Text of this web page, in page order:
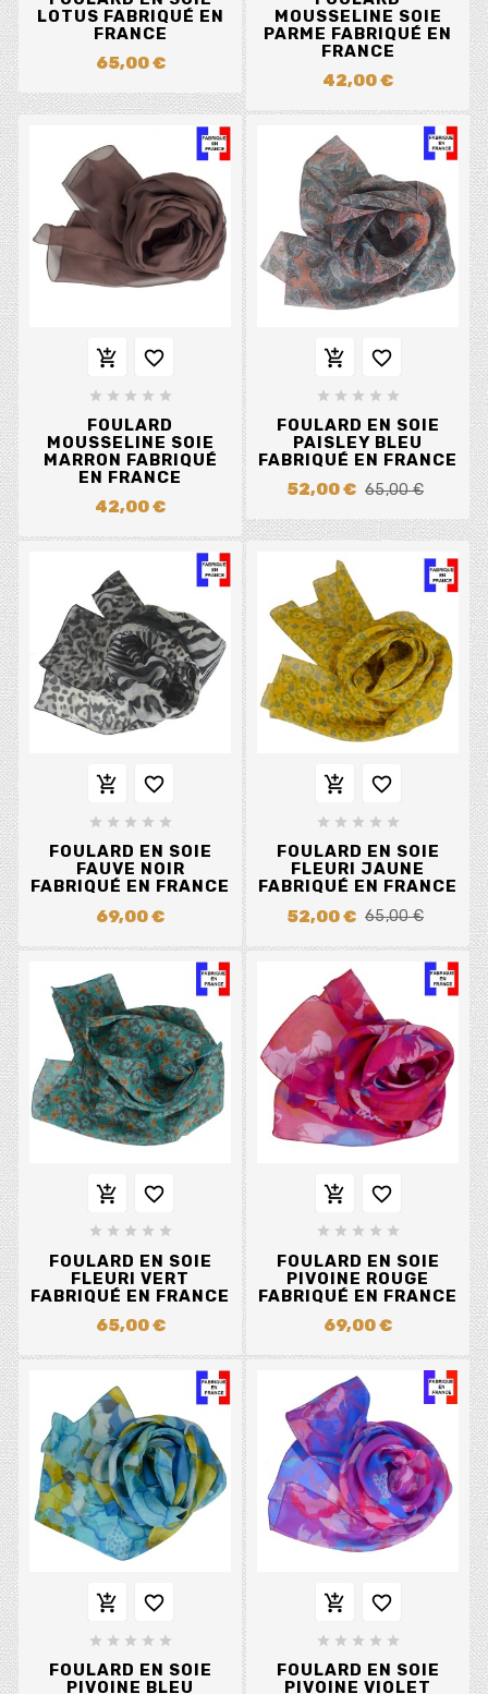
LOTUS FABRIQUÉ EN
FRANCE
65,00 €
MOUSSELINE SOIE
PARME FABRIQUÉ EN
FRANCE
42,00 €
 
    
FOULARD
MOUSSELINE SOIE
MARRON FABRIQUÉ
EN FRANCE
42,00 €
 
    
FOULARD EN SOIE
PAISLEY BLEU
FABRIQUÉ EN FRANCE
52,00 € 65,00 €
 
    
FOULARD EN SOIE
FAUVE NOIR
FABRIQUÉ EN FRANCE
69,00 €
 
    
FOULARD EN SOIE
FLEURI JAUNE
FABRIQUÉ EN FRANCE
52,00 € 65,00 €
 
    
FOULARD EN SOIE
FLEURI VERT
FABRIQUÉ EN FRANCE
65,00 €
 
    
FOULARD EN SOIE
PIVOINE ROUGE
FABRIQUÉ EN FRANCE
69,00 €
 
    
FOULARD EN SOIE
PIVOINE BLEU
 
    
FOULARD EN SOIE
PIVOINE VIOLET